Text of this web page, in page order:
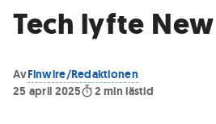
Tech lyfte
AvFinwire/Redaktionen
25 april 2025
2 min lästid